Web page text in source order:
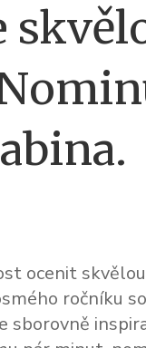
ocenit
ročníku
sborovně